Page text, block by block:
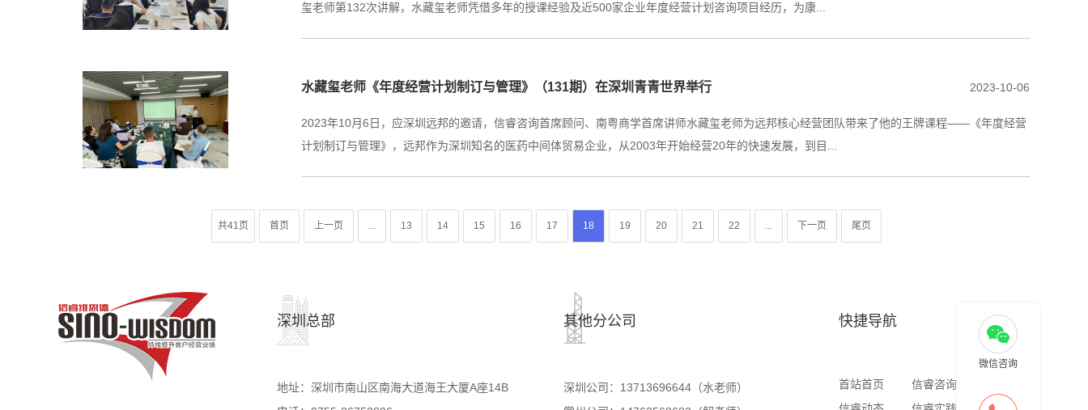
玺老师第132次讲解，水藏玺老师凭借多年的授课经验及近500家企业年度经营计划咨询项目经历，为康...
水藏玺老师《年度经营计划制订与管理》（131期）在深圳青青世界举行 2023-10-06
2023年10月6日，应深圳远邦的邀请，信睿咨询首席顾问、南粤商学首席讲师水藏玺老师为远邦核心经营团队带来了他的王牌课程——《年度经营
计划制订与管理》，远邦作为深圳知名的医药中间体贸易企业，从2003年开始经营20年的快速发展，到目...
共41页 首页 上一页 ... 13 14 15 16 17 18 19 20 21 22 ... 下一页 尾页
深圳总部
地址：深圳市南山区南海大道海王大厦A座14B
其他分公司
深圳公司：13713696644（水老师）
快捷导航
首站首页 信睿咨询
微信咨询